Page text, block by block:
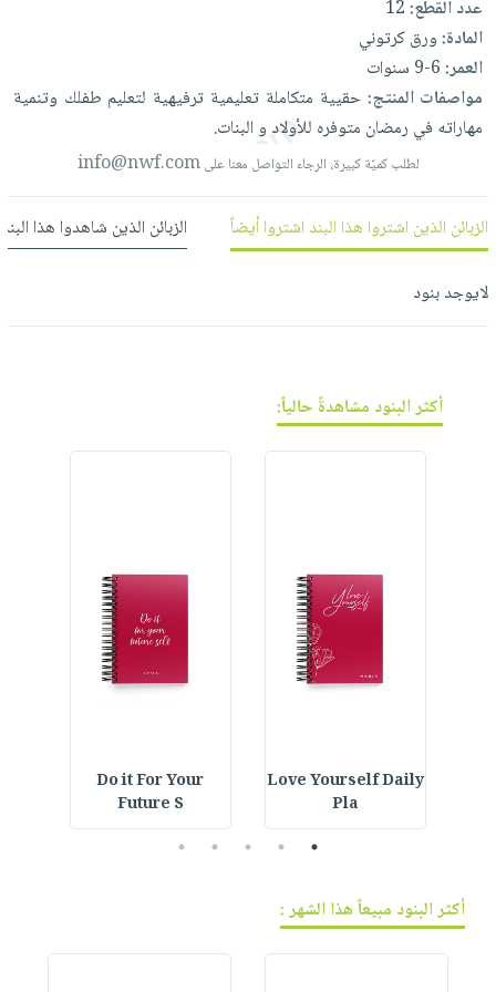
العناية
بالأسنان
الحمية
والتغذية
أدوات
المائدة
الأوعية
والتخزين
أدوات
المطبخ
الأكثر
مبيعاً
العودة
للمدارس
اكسسوارات
اكسسوارات
منزلية
ملابس
حلي
شحن
مجاني
بنود
مختارة
اشتراكات
الاشتراكات
صندوق
iKitab
بلا
نيل
وفرات
الشركة
سياسة
الشركة
تواصل
لائحة
الأمنيات
عدد القطع:12
المادة:ورق كرتوني
العمر:6-9 سنوات
مواصفات المنتج: حقيية متكاملة تعليمية ترفيهية لتعليم طفلك وتنمية
مهاراته في رمضان متوفره للأولاد و البنات.
لطلب كميّة كبيرة، الرجاء التواصل معنا علىinfo@nwf.com
الزبائن الذين اشتروا هذا البند اشتروا أيضاً الزبائن الذين شاهدوا هذا
لايوجد بنود
أكثر البنود مشاهدةً حالياً:
Love Yourself Daily
Pla
Do it For Your
Future S
1
2
3
4
5
أكثر البنود مبيعاً هذا الشهر :